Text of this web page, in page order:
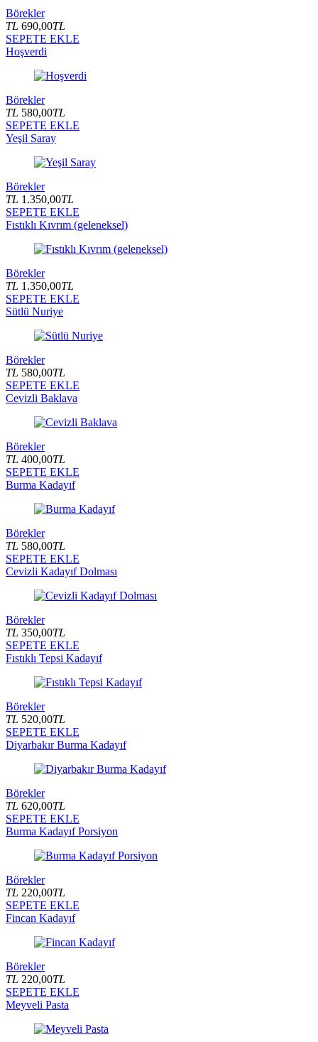
Börekler
TL 690,00TL
SEPETE EKLE
Hoşverdi
Börekler
TL 580,00TL
SEPETE EKLE
Yeşil Saray
Börekler
TL 1.350,00TL
SEPETE EKLE
Fıstıklı Kıvrım (geleneksel)
Börekler
TL 1.350,00TL
SEPETE EKLE
Sütlü Nuriye
Börekler
TL 580,00TL
SEPETE EKLE
Cevizli Baklava
Börekler
TL 400,00TL
SEPETE EKLE
Burma Kadayıf
Börekler
TL 580,00TL
SEPETE EKLE
Cevizli Kadayıf Dolması
Börekler
TL 350,00TL
SEPETE EKLE
Fıstıklı Tepsi Kadayıf
Börekler
TL 520,00TL
SEPETE EKLE
Diyarbakır Burma Kadayıf
Börekler
TL 620,00TL
SEPETE EKLE
Burma Kadayıf Porsiyon
Börekler
TL 220,00TL
SEPETE EKLE
Fincan Kadayıf
Börekler
TL 220,00TL
SEPETE EKLE
Meyveli Pasta